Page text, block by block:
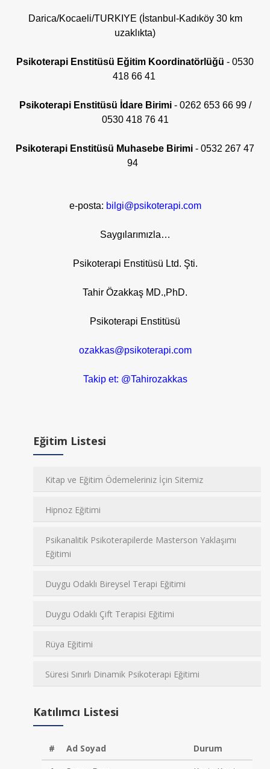
Darica/Kocaeli/TURKIYE (İstanbul-Kadıköy 30 km
uzaklıkta)
Psikoterapi Enstitüsü Eğitim Koordinatörlüğü - 0530
418 66 41
Psikoterapi Enstitüsü İdare Birimi- 0262 653 66 99 /
0530 418 76 41
Psikoterapi Enstitüsü Muhasebe Birimi - 0532 267 47
94
e-posta: bilgi@psikoterapi.com
Saygılarımızla…
Psikoterapi Enstitüsü Ltd. Şti.
Tahir Özakkaş MD.,PhD.
Psikoterapi Enstitüsü
ozakkas@psikoterapi.com
Takip et: @Tahirozakkas
Eğitim Listesi
Kitap ve Eğitim Ödemeleriniz İçin Sitemiz
Hipnoz Eğitimi
Psikanalitik Psikoterapilerde Masterson Yaklaşımı
Eğitimi
Duygu Odaklı Bireysel Terapi Eğitimi
Duygu Odaklı Çift Terapisi Eğitimi
Rüya Eğitimi
Süresi Sınırlı Dinamik Psikoterapi Eğitimi
Katılımcı Listesi
# Ad Soyad
Durum